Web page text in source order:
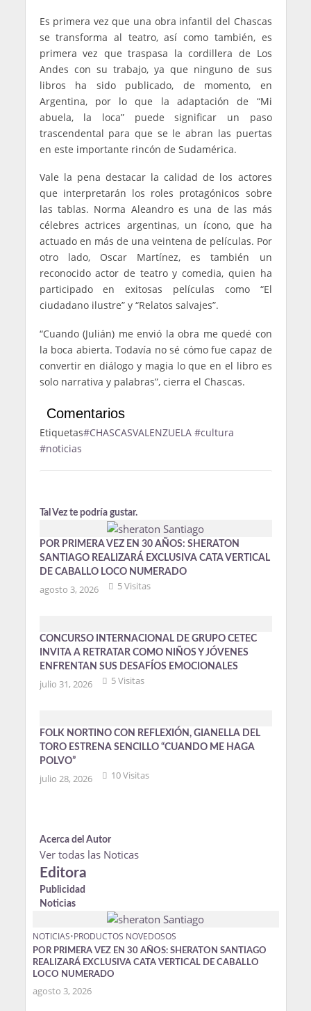
Es primera vez que una obra infantil del Chascas
se transforma al teatro, así como también, es
primera vez que traspasa la cordillera de Los
Andes con su trabajo, ya que ninguno de sus
libros ha sido publicado, de momento, en
Argentina, por lo que la adaptación de “Mi
abuela, la loca” puede significar un paso
trascendental para que se le abran las puertas
en este importante rincón de Sudamérica.
Vale la pena destacar la calidad de los actores
que interpretarán los roles protagónicos sobre
las tablas. Norma Aleandro es una de las más
célebres actrices argentinas, un ícono, que ha
actuado en más de una veintena de películas. Por
otro lado, Oscar Martínez, es también un
reconocido actor de teatro y comedia, quien ha
participado en exitosas películas como “El
ciudadano ilustre” y “Relatos salvajes”.
“Cuando (Julián) me envió la obra me quedé con
la boca abierta. Todavía no sé cómo fue capaz de
convertir en diálogo y magia lo que en el libro es
solo narrativa y palabras”, cierra el Chascas.
Comentarios
Etiquetas#CHASCASVALENZUELA #cultura
#noticias
Tal Vez te podría gustar.
POR PRIMERA VEZ EN 30 AÑOS: SHERATON
SANTIAGO REALIZARÁ EXCLUSIVA CATA VERTICAL
DE CABALLO LOCO NUMERADO
agosto 3, 2026 5 Visitas
CONCURSO INTERNACIONAL DE GRUPO CETEC
INVITA A RETRATAR COMO NIÑOS Y JÓVENES
ENFRENTAN SUS DESAFÍOS EMOCIONALES
julio 31, 2026 5 Visitas
FOLK NORTINO CON REFLEXIÓN, GIANELLA DEL
TORO ESTRENA SENCILLO “CUANDO ME HAGA
POLVO”
julio 28, 2026 10 Visitas
Acerca del Autor
Ver todas las Noticas
Editora
Publicidad
Noticias
NOTICIAS•PRODUCTOS NOVEDOSOS
POR PRIMERA VEZ EN 30 AÑOS: SHERATON SANTIAGO
REALIZARÁ EXCLUSIVA CATA VERTICAL DE CABALLO
LOCO NUMERADO
agosto 3, 2026